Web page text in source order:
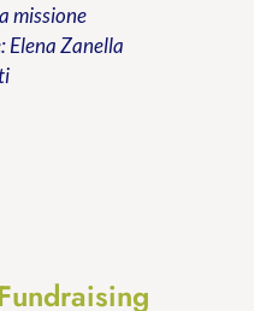
missione
Elena Zanella